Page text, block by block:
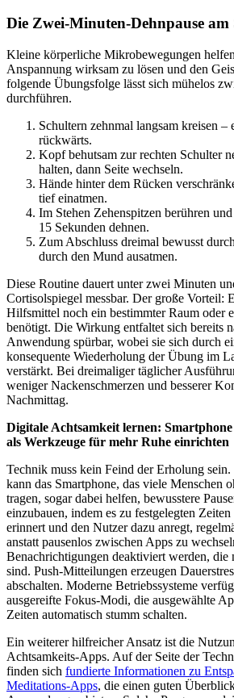
Die Zwei-Minuten-Dehnpause am
Kleine körperliche Mikrobewegungen
Anspannung wirksam zu lösen und den
folgende Übungsfolge lässt sich mühelos
durchführen.
Schultern zehnmal langsam kreisen –
rückwärts.
Kopf behutsam zur rechten Schulter
halten, dann Seite wechseln.
Hände hinter dem Rücken
tief einatmen.
Im Stehen Zehenspitzen berühren
15 Sekunden dehnen.
Zum Abschluss dreimal bewusst
durch den Mund ausatmen.
Diese Routine dauert unter zwei Minuten
Cortisolspiegel messbar. Der große Vorteil:
Hilfsmittel noch ein bestimmter Raum oder
benötigt. Die Wirkung entfaltet sich bereits
Anwendung spürbar, wobei sie sich durch
konsequente Wiederholung der Übung im
verstärkt. Bei dreimaliger täglicher
weniger Nackenschmerzen und besserer
Nachmittag.
Digitale Achtsamkeit lernen:
als Werkzeuge für mehr Ruhe einrichten
Technik muss kein Feind der Erholung
kann das Smartphone, das viele Menschen
tragen, sogar dabei helfen, bewusstere
einzubauen, indem es zu festgelegten
erinnert und den Nutzer dazu anregt,
anstatt pausenlos zwischen Apps zu
Benachrichtigungen deaktiviert werden,
sind. Push-Mitteilungen erzeugen
abschalten. Moderne Betriebssysteme
ausgereifte Fokus-Modi, die ausgewählte
Zeiten automatisch stumm schalten.
Ein weiterer hilfreicher Ansatz ist die
Achtsamkeits-Apps. Auf der Seite der
finden sich fundierte Informationen zu
Meditations-Apps, die einen guten